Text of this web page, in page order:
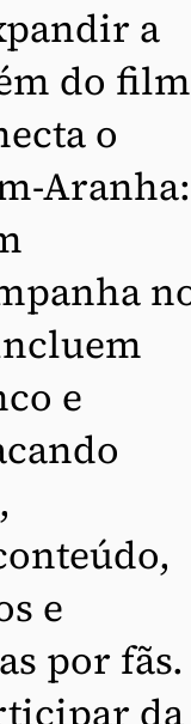
a
do
o
Aranha:
e
e
por fãs.
da